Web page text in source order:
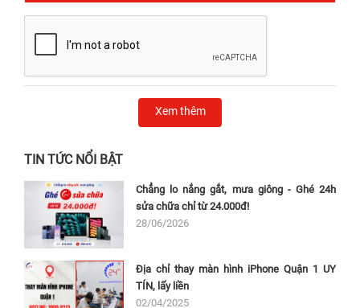
Xem thêm
TIN TỨC NỔI BẬT
Chẳng lo nắng gắt, mưa giông - Ghé 24h
sửa chữa chỉ từ 24.000đ!
28/06/2026
Địa chỉ thay màn hình iPhone Quận 1 UY
TÍN, lấy liền
02/04/2025